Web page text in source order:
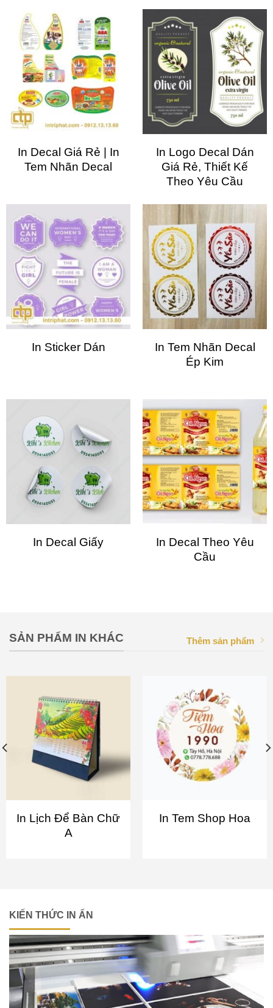
In Decal Giá Rẻ | In
Tem Nhãn Decal
In Logo Decal Dán
Giá Rẻ, Thiết Kế
Theo Yêu Cầu
In Sticker Dán
In Tem Nhãn Decal
Ép Kim
In Decal Giấy
In Decal Theo Yêu
Cầu
SẢN PHẨM IN KHÁC Thêm sản phẩm
In Lịch Để Bàn Chữ
A
In Tem Shop Hoa
KIẾN THỨC IN ẤN